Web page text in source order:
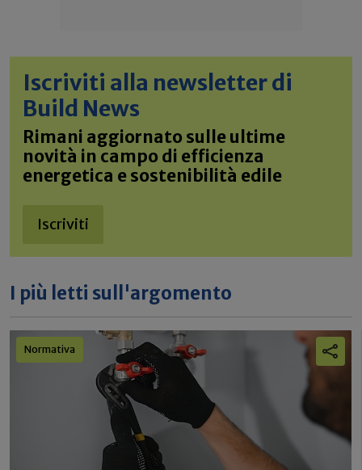
Iscriviti alla newsletter di
Build News
Rimani aggiornato sulle ultime
novità in campo di efficienza
energetica e sostenibilità edile
Iscriviti
I più letti sull'argomento
Normativa